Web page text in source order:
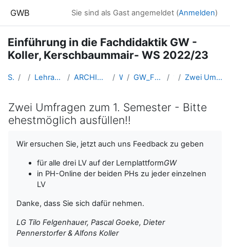
GWB Sie sind als Gast angemeldet (Anmelden)
Einführung in die Fachdidaktik GW -
Koller, Kerschbaummair- WS 2022/23
Startseite Kurse Lehramtsausbildung GW im Cluster Österreich Mitte ARCHIV - Lehrveranstaltungen am Standort Linz - seit 2016 WS_2022/23 GW_FDeinfuehrung_KollerKerschbaummair_2022ws 14-12.01. Zwei Umfragen zum 1. Semester - Bitte ehestmöglich ausfüllen!!
Zwei Umfragen zum 1. Semester - Bitte
ehestmöglich ausfüllen!!
Wir ersuchen Sie, jetzt auch uns Feedback zu geben
für alle drei LV auf der LernplattformGW
in PH-Online der beiden PHs zu jeder einzelnen
LV
Danke, dass Sie sich dafür nehmen.
LG Tilo Felgenhauer, Pascal Goeke, Dieter
Pennerstorfer & Alfons Koller